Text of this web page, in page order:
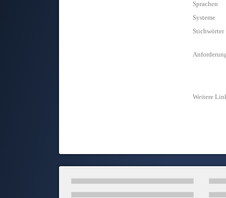
Sprachen
Systeme
Stichwörter
Weitere